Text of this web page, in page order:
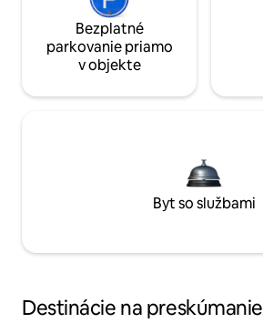
Bezplatné
parkovanie priamo
v objekte
Byt so službami
Destinácie na preskúmanie